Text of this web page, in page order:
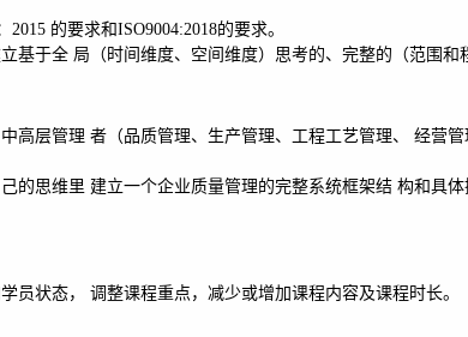
的要求和ISO9004:2018的要求。
基于全 局（时间维度、空间维度）思考的、完整的（范围和
高层管理 者（品质管理、生产管理、工程工艺管理、 经营
的思维里 建立一个企业质量管理的完整系统框架结 构和具体
员状态， 调整课程重点，减少或增加课程内容及课程时长。